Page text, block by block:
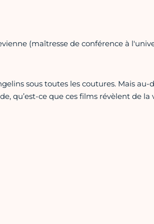
(maîtresse de conférence à
sous toutes les coutures. Mais au-
qu’est-ce que ces films révèlent de la